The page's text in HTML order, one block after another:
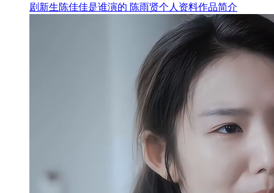
剧新生陈佳佳是谁演的 陈雨贤个人资料作品简介